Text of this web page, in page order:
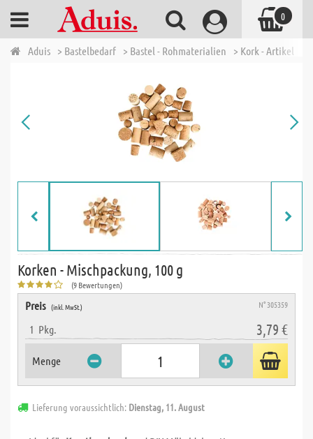
Aduis > Bastelbedarf > Bastel - Rohmaterialien > Kork - Artikel
Korken - Mischpackung, 100 g
(9 Bewertungen)
Preis (inkl. MwSt.) N° 305359
1 Pkg. 3,79 €
Menge
Lieferung voraussichtlich: Dienstag, 11. August
0